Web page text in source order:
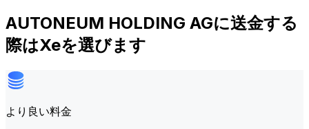
AUTONEUM HOLDING AGに送金する
際はXeを選びます
より良い料金